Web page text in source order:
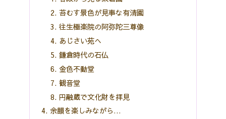
苔むす景色が見事な有清園
往生極楽院の阿弥陀三尊像
あじさい苑へ
鎌倉時代の石仏
金色不動堂
観音堂
円融蔵で文化財を拝見
余韻を楽しみながら…